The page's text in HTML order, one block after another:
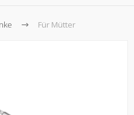
Für Mütter